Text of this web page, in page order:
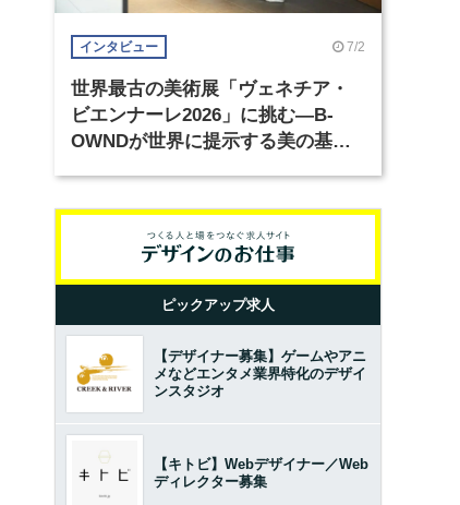
インタビュー 7/2
世界最古の美術展「ヴェネチア・
ビエンナーレ2026」に挑む―B-
OWNDが世界に提示する美の基準
ピックアップ求人
【デザイナー募集】ゲームやアニ
メなどエンタメ業界特化のデザイ
ンスタジオ
【キトビ】Webデザイナー／Web
ディレクター募集